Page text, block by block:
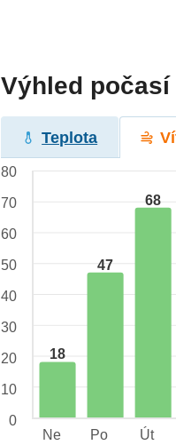
Výhled počasí
Teplota
18
47
68
80
70
60
50
40
30
20
10
0
Ne
Po Út